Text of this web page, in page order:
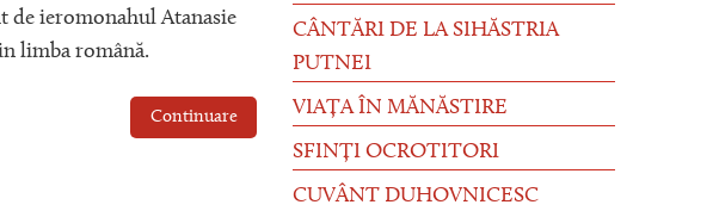
de ieromonahul Atanasie
limba română.
Continuare
CÂNTĂRI DE LA SIHĂSTRIA
PUTNEI
VIAȚA ÎN MĂNĂSTIRE
SFINȚI OCROTITORI
CUVÂNT DUHOVNICESC